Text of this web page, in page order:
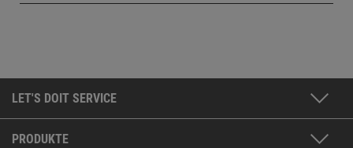
LET'S DOIT SERVICE
PRODUKTE